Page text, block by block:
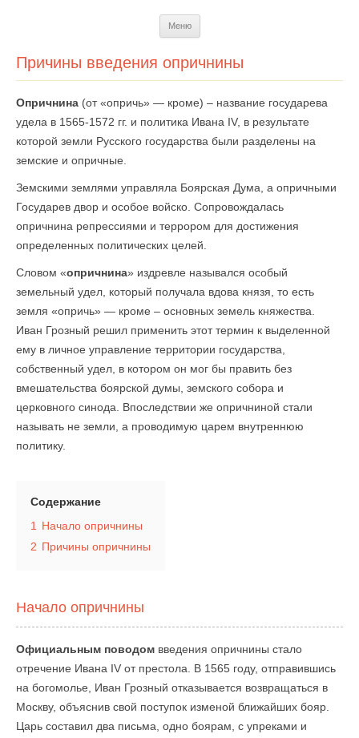
Меню
Причины введения опричнины
Опричнина (от «опричь» — кроме) – название государева
удела в 1565-1572 гг. и политика Ивана IV, в результате
которой земли Русского государства были разделены на
земские и опричные.
Земскими землями управляла Боярская Дума, а опричными
Государев двор и особое войско. Сопровождалась
опричнина репрессиями и террором для достижения
определенных политических целей.
Словом «опричнина» издревле назывался особый
земельный удел, который получала вдова князя, то есть
земля «опричь» — кроме – основных земель княжества.
Иван Грозный решил применить этот термин к выделенной
ему в личное управление территории государства,
собственный удел, в котором он мог бы править без
вмешательства боярской думы, земского собора и
церковного синода. Впоследствии же опричниной стали
называть не земли, а проводимую царем внутреннюю
политику.
Содержание
1
Начало опричнины
2 Причины опричнины
Начало опричнины
Официальным поводом введения опричнины стало
отречение Ивана IV от престола. В 1565 году, отправившись
на богомолье, Иван Грозный отказывается возвращаться в
Москву, объяснив свой поступок изменой ближайших бояр.
Царь составил два письма, одно боярам, с упреками и